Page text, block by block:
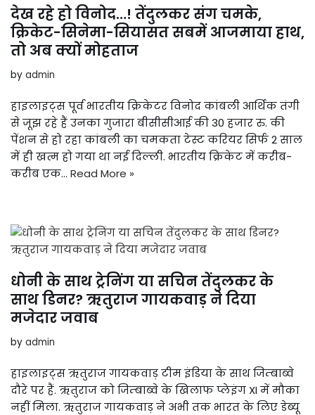
देख रहे हो विनोद…! तेंदुलकर संग चमके,
क्रिकेट-सिनेमा-सियासत सबमें आजमाया हाथ,
तो अब क्यों मोहताज
by admin
हाइलाइट्स पूर्व भारतीय क्रिकेटर विनोद कांबली आर्थिक तंगी
से जूझ रहे हैं उनका गुजारा बीसीसीआई की 30 हजार रु. की
पेंशन से हो रहा कांबली का चमकता टेस्ट करियर सिर्फ 2 साल
में ही खत्म हो गया था नई दिल्ली. भारतीय क्रिकेट में करीब-
करीब एक… Read More »
धोनी के साथ ट्रेनिंग या सचिन तेंदुलकर के
साथ डिनर? ऋतुराज गायकवाड़ ने दिया
मजेदार जवाब
by admin
हाइलाइट्स ऋतुराज गायकवाड़ टीम इंडिया के साथ जिम्बाब्वे
दौरे पर हैं. ऋतुराज को जिम्बाब्वे के खिलाफ प्लेइंग XI में मौका
नहीं मिला. ऋतुराज गायकवाड़ ने अभी तक भारत के लिए डेब्यू